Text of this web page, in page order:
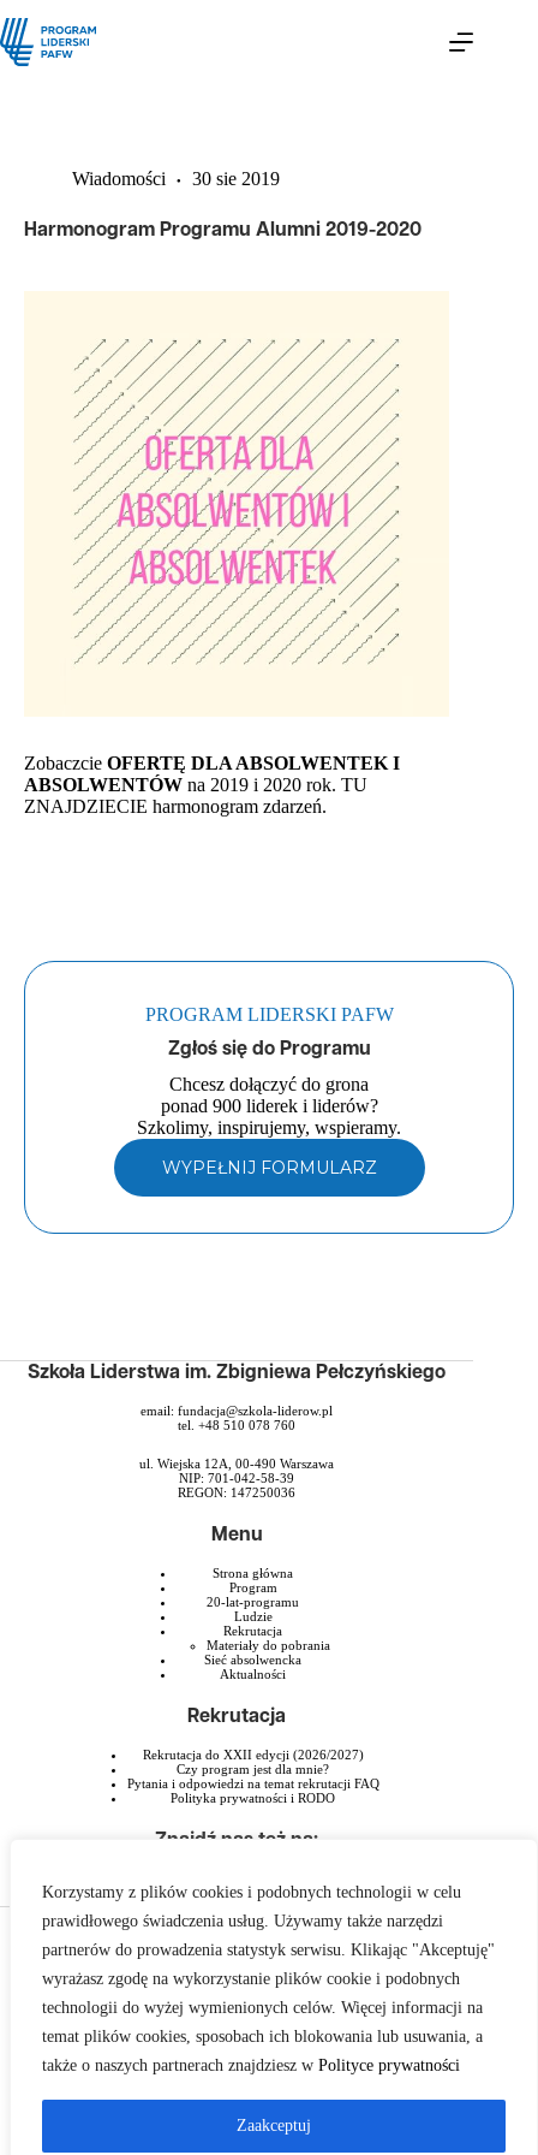
Korzystamy z plików cookies i podobnych technologii w celu
prawidłowego świadczenia usług. Używamy także narzędzi
partnerów do prowadzenia statystyk serwisu. Klikając "Akceptuję"
wyrażasz zgodę na wykorzystanie plików cookie i podobnych
technologii do wyżej wymienionych celów. Więcej informacji na
temat plików cookies, sposobach ich blokowania lub usuwania, a
także o naszych partnerach znajdziesz w Polityce prywatności
Zaakceptuj
Wiadomości 30 sie 2019
Harmonogram Programu Alumni 2019-2020
Zobaczcie OFERTĘ DLA ABSOLWENTEK I
ABSOLWENTÓW na 2019 i 2020 rok. TU
ZNAJDZIECIE harmonogram zdarzeń.
PROGRAM LIDERSKI PAFW
Zgłoś się do Programu
Chcesz dołączyć do grona
ponad 900 liderek i liderów?
Szkolimy, inspirujemy, wspieramy.
WYPEŁNIJ FORMULARZ
Szkoła Liderstwa im. Zbigniewa Pełczyńskiego
email:fundacja@szkola-liderow.pl
tel. +48 510 078 760
ul. Wiejska 12A, 00-490 Warszawa
NIP: 701-042-58-39
REGON: 147250036
Menu
Strona główna
Program
20-lat-programu
Ludzie
Rekrutacja
Materiały do pobrania
Sieć absolwencka
Aktualności
Rekrutacja
Rekrutacja do XXII edycji (2026/2027)
Czy program jest dla mnie?
Pytania i odpowiedzi na temat rekrutacji FAQ
Polityka prywatności i RODO
Znajdź nas też na:
Wolności realizowanym przez Szkołę Liderstwa im. Zbigniewa Pełczyńskiego.
Polityka prywatności i RODO